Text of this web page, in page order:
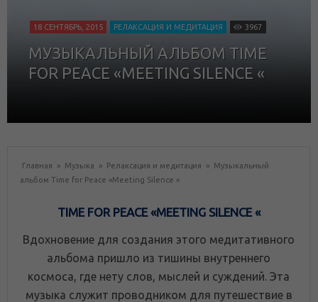
18 СЕНТЯБРЬ, 2015 РЕЛАКСАЦИЯ И МЕДИТАЦИЯ 3967
МУЗЫКАЛЬНЫЙ АЛЬБОМ TIME
FOR PEACE «MEETING SILENCE «
Главная » Музыка » Релаксация и медитация » Музыкальный
альбом Time for Peace «Meeting Silence «
TIME FOR PEACE «MEETING SILENCE «
Вдохновение для создания этого медитативного
альбома пришло из тишины внутреннего
космоса, где нету слов, мыслей и суждений. Эта
музыка служит проводником для путешествие в